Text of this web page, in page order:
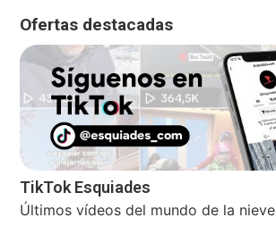
Ofertas destacadas
TikTok Esquiades
Últimos vídeos del mundo de la nieve